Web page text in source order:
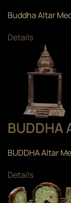
Buddha Altar
Details
BUDDHA Altar
Details